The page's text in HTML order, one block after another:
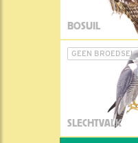
BOSUIL
GEEN BROEDSEL
SLECHTVALK